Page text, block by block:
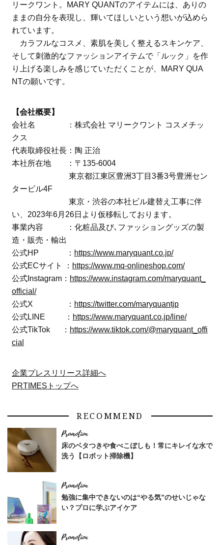
リークワント。MARY QUANTのアイテムには、ありの
ままの自分を表現し、輝いてほしいという想いが込めら
れています。
カラフルなコスメ、素肌を美しく整えるスキンケア、
そして刺激的なファッションアイテムで「ルック」を作
り上げる楽しみを感じていただくことが、MARY QUA
NTの願いです。
【会社概要】
会社名 ：株式会社 マリークワント コスメチッ
クス
代表取締役社長：陶 正治
本社所在地 ：〒135-6004
東京都江東区豊洲3丁目3番3号豊洲セン
タービル4F
東京・渋谷の本社ビル建替え工事に伴
い、2023年6月26日より仮移転しております。
事業内容 ：化粧品及び､ファッショングッズの製
造・販売・輸出
公式HP ： https://www.maryquant.co.jp/
公式ECサイト ： https://www.mq-onlineshop.com/
公式Instagram： https://www.instagram.com/maryquant_
official/
公式X ： https://twitter.com/maryquantjp
公式LINE ： https://www.maryquant.co.jp/line/
公式TikTok ： https://www.tiktok.com/@maryquant_offi
cial
企業プレスリリース詳細へ
PRTIMESトップへ
RECOMMEND
床のベタつきや食べこぼしも！常にキレイな水で
洗う【ロボット掃除機】
勉強に集中できないのは“やる気”のせいじゃな
い？プロに学ぶアイケア